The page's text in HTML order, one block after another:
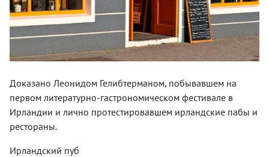
Доказано Леонидом Гелибтерманом, побывавшем на
первом литературно-гастрономическом фестивале в
Ирландии и лично протестировавшем ирландские пабы и
рестораны.
Ирландский пуб